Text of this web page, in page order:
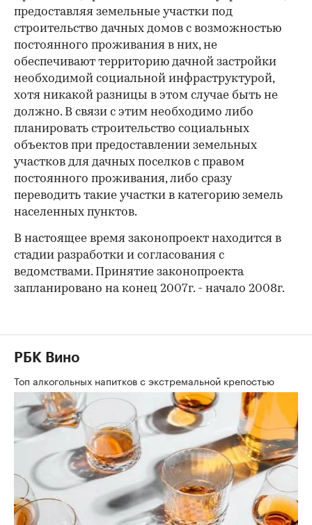
предоставляя земельные участки под
строительство дачных домов с возможностью
постоянного проживания в них, не
обеспечивают территорию дачной застройки
необходимой социальной инфраструктурой,
хотя никакой разницы в этом случае быть не
должно. В связи с этим необходимо либо
планировать строительство социальных
объектов при предоставлении земельных
участков для дачных поселков с правом
постоянного проживания, либо сразу
переводить такие участки в категорию земель
населенных пунктов.
В настоящее время законопроект находится в
стадии разработки и согласования с
ведомствами. Принятие законопроекта
запланировано на конец 2007г. - начало 2008г.
РБК Вино
Топ алкогольных напитков с экстремальной крепостью